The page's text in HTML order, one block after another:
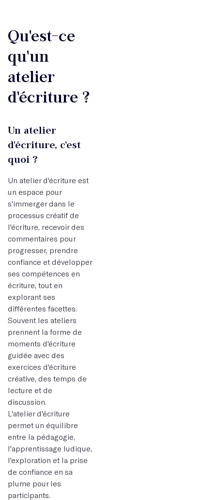
Qu'est-ce
qu'un
atelier
d'écriture ?
Un atelier
d'écriture, c'est
quoi ?
Un atelier d'écriture est
un espace pour
s'immerger dans le
processus créatif de
l'écriture, recevoir des
commentaires pour
progresser, prendre
confiance et développer
ses compétences en
écriture, tout en
explorant ses
différentes facettes.
Souvent les ateliers
prennent la forme de
moments d'écriture
guidée avec des
exercices d'écriture
créative, des temps de
lecture et de
discussion.
L'atelier d'écriture
permet un équilibre
entre la pédagogie,
l'apprentissage ludique,
l'exploration et la prise
de confiance en sa
plume pour les
participants.